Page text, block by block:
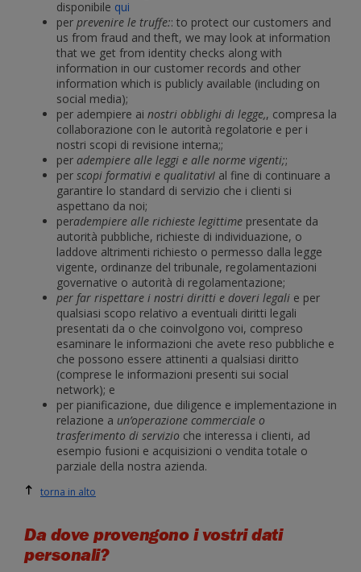
disponibile qui
per prevenire le truffe:: to protect our customers and
us from fraud and theft, we may look at information
that we get from identity checks along with
information in our customer records and other
information which is publicly available (including on
social media);
per adempiere ai nostri obblighi di legge,, compresa la
collaborazione con le autorità regolatorie e per i
nostri scopi di revisione interna;;
per adempiere alle leggi e alle norme vigenti;;
per scopi formativi e qualitativI al fine di continuare a
garantire lo standard di servizio che i clienti si
aspettano da noi;
peradempiere alle richieste legittime presentate da
autorità pubbliche, richieste di individuazione, o
laddove altrimenti richiesto o permesso dalla legge
vigente, ordinanze del tribunale, regolamentazioni
governative o autorità di regolamentazione;
per far rispettare i nostri diritti e doveri legali e per
qualsiasi scopo relativo a eventuali diritti legali
presentati da o che coinvolgono voi, compreso
esaminare le informazioni che avete reso pubbliche e
che possono essere attinenti a qualsiasi diritto
(comprese le informazioni presenti sui social
network); e
per pianificazione, due diligence e implementazione in
relazione a un’operazione commerciale o
trasferimento di servizio che interessa i clienti, ad
esempio fusioni e acquisizioni o vendita totale o
parziale della nostra azienda.
torna in alto
Da dove provengono i vostri dati
personali?